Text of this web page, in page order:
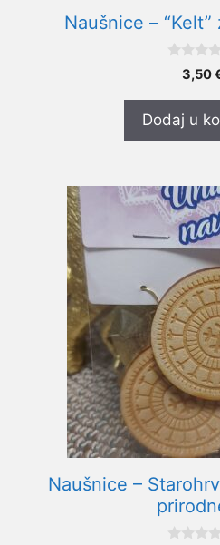
Naušnice –
3,50
Dodaj u
Naušnice –